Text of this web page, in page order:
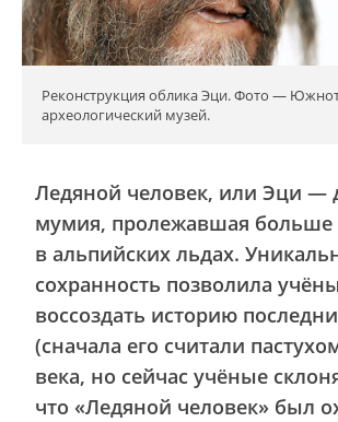
Реконструкция облика Эци. Фото —
археологический музей.
Ледяной человек, или Эци —
мумия, пролежавшая больше
в альпийских льдах.
сохранность позволила
воссоздать историю
(сначала его считали
века, но сейчас учёные
что «Ледяной человек» был